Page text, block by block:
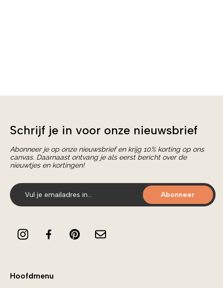
Schrijf je in voor onze nieuwsbrief
Abonneer je op onze nieuwsbrief en krijg 10% korting op ons
canvas. Daarnaast ontvang je als eerst bericht over de
nieuwtjes en kortingen!
Abonneer
Hoofdmenu